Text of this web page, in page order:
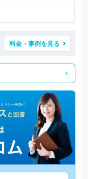
料金・事例を見る